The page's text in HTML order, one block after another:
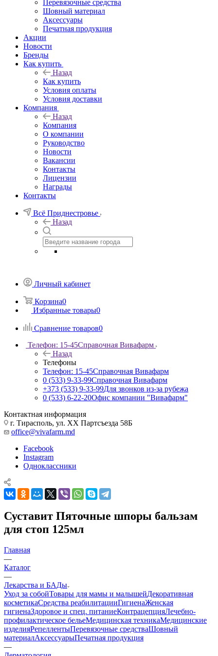
Перевязочные средства
Шовный материал
Аксессуары
Печатная продукция
Акции
Новости
Бренды
Как купить
Назад
Как купить
Условия оплаты
Условия доставки
Компания
Назад
Компания
О компании
Руководство
Новости
Вакансии
Контакты
Лицензии
Награды
Контакты
Всё Приднестровье
Назад
Личный кабинет
Корзина0
Избранные товары0
Сравнение товаров0
Телефон: 15-45Справочная Вивафарм
Назад
Телефоны
Телефон: 15-45Справочная Вивафарм
0 (533) 9-33-99Справочная Вивафарм
+373 (533) 9-33-99Для звонков из-за рубежа
0 (533) 6-22-20Офис компании "Вивафарм"
Контактная информация
г. Тирасполь, ул. ХХ Партсъезда 58Б
office@vivafarm.md
Facebook
Instagram
Одноклассники
Суставит Пяточные шпоры бальзам
для стоп 125мл
Главная
—
Каталог
—
Лекарства и БАДы
Уход за собойТовары для мамы и малышейДекоративная
косметикаСредства реабилитацииГигиенаЖенская
гигиенаЗдоровое и спец. питаниеКонтрацепцияЛечебно-
профилактическое бельеМедицинская техникаМедицинские
изделияРепеллентыПеревязочные средстваШовный
материалАксессуарыПечатная продукция
—